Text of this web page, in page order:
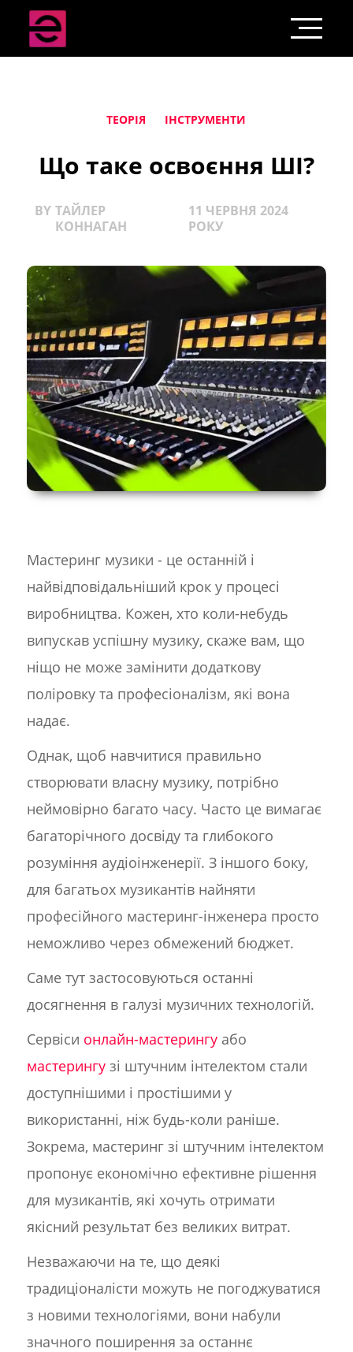
ТЕОРІЯ ІНСТРУМЕНТИ
Що таке освоєння ШІ?
BY ТАЙЛЕР
КОННАГАН
11 ЧЕРВНЯ 2024
РОКУ
Мастеринг музики - це останній і
найвідповідальніший крок у процесі
виробництва. Кожен, хто коли-небудь
випускав успішну музику, скаже вам, що
ніщо не може замінити додаткову
поліровку та професіоналізм, які вона
надає.
Однак, щоб навчитися правильно
створювати власну музику, потрібно
неймовірно багато часу. Часто це вимагає
багаторічного досвіду та глибокого
розуміння аудіоінженерії. З іншого боку,
для багатьох музикантів найняти
професійного мастеринг-інженера просто
неможливо через обмежений бюджет.
Саме тут застосовуються останні
досягнення в галузі музичних технологій.
Сервіси онлайн-мастерингуабо
мастерингузі штучним інтелектом стали
доступнішими і простішими у
використанні, ніж будь-коли раніше.
Зокрема, мастеринг зі штучним інтелектом
пропонує економічно ефективне рішення
для музикантів, які хочуть отримати
якісний результат без великих витрат.
Незважаючи на те, що деякі
традиціоналісти можуть не погоджуватися
з новими технологіями, вони набули
значного поширення за останнє